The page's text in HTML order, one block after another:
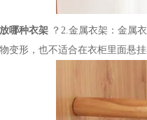
哪种衣架 ？ 2.金属衣架：金属
变形，也不适合在衣柜里面悬挂